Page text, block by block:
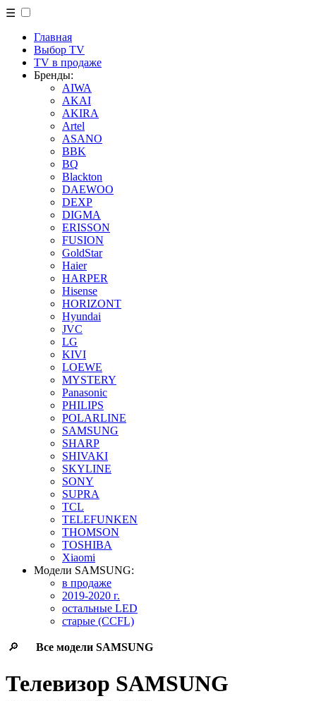
☰
Главная
Выбор TV
TV в продаже
Бренды:
AIWA
AKAI
AKIRA
Artel
ASANO
BBK
BQ
Blackton
DAEWOO
DEXP
DIGMA
ERISSON
FUSION
GoldStar
Haier
HARPER
Hisense
HORIZONT
Hyundai
JVC
LG
KIVI
LOEWE
MYSTERY
Panasonic
PHILIPS
POLARLINE
SAMSUNG
SHARP
SHIVAKI
SKYLINE
SONY
SUPRA
TCL
TELEFUNKEN
THOMSON
TOSHIBA
Xiaomi
Модели SAMSUNG:
в продаже
2019-2020 г.
остальные LED
старые (CCFL)
🔎 Все модели SAMSUNG
Телевизор SAMSUNG